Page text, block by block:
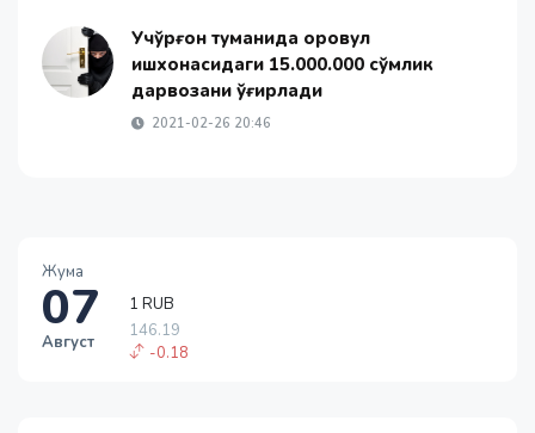
Жума
07
Август
1 RUB
146.19
-0.18
Учқўрғон туманида қоровул
ишхонасидаги 15.000.000 сўмлик
дарвозани ўғирлади
2021-02-26 20:46